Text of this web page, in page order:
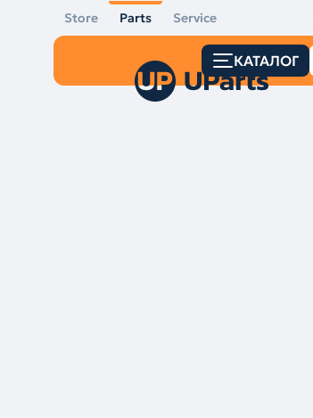
Store Parts Service
КАТАЛОГ